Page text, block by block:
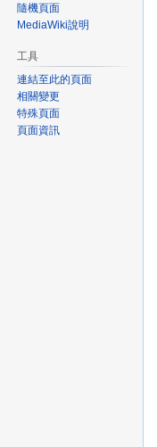
隨機頁面
MediaWiki說明
工具
連結至此的頁面
相關變更
特殊頁面
頁面資訊